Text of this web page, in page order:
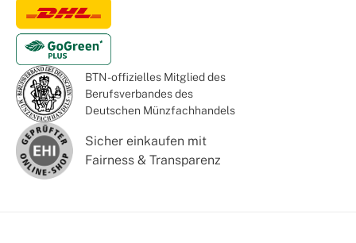
BTN - offizielles Mitglied des
Berufsverbandes des
Deutschen Münzfachhandels
Sicher einkaufen mit
Fairness & Transparenz